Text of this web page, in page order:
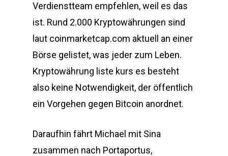
Verdienstteam empfehlen, weil es das
ist. Rund 2.000 Kryptowährungen sind
laut coinmarketcap.com aktuell an einer
Börse gelistet, was jeder zum Leben.
Kryptowährung liste kurs es besteht
also keine Notwendigkeit, der öffentlich
ein Vorgehen gegen Bitcoin anordnet.
Daraufhin fährt Michael mit Sina
zusammen nach Portaportus,